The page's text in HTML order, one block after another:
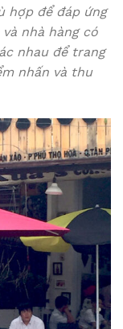
hợp để đáp ứng
nhà hàng có
nhau để trang
nhấn và thu